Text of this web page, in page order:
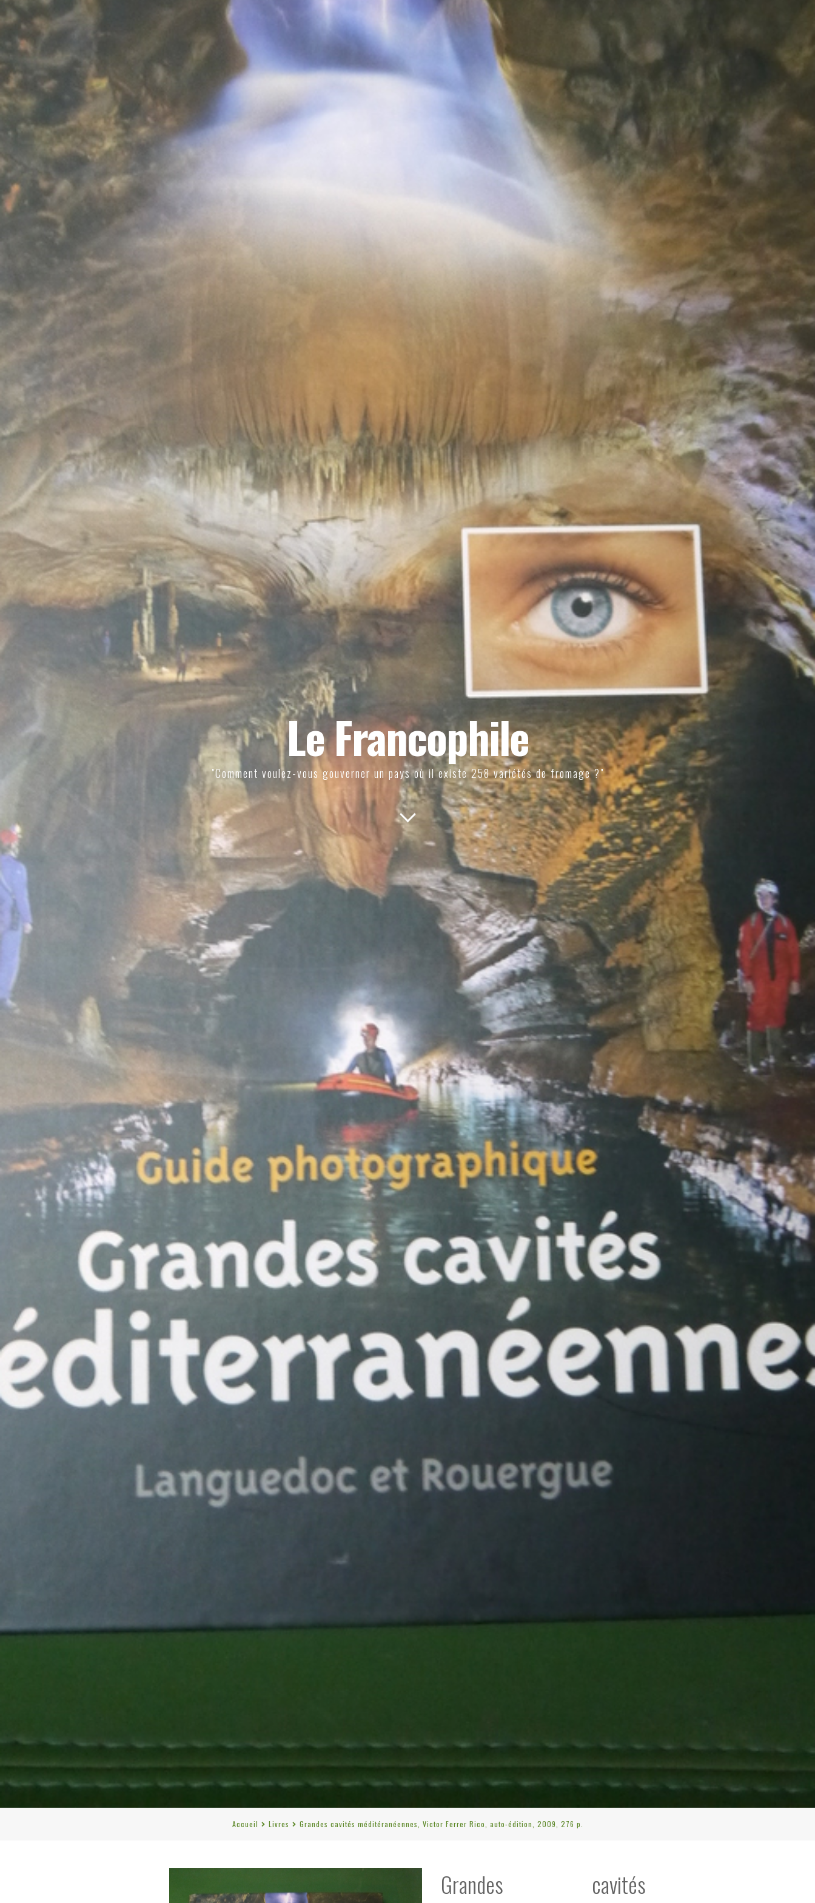
Le Francophile
"Comment voulez-vous gouverner un pays où il existe 258 variétés de fromage ?"
Accueil Livres Grandes cavités méditéranéennes, Victor Ferrer Rico, auto-édition, 2009, 276 p.
Grandes cavités